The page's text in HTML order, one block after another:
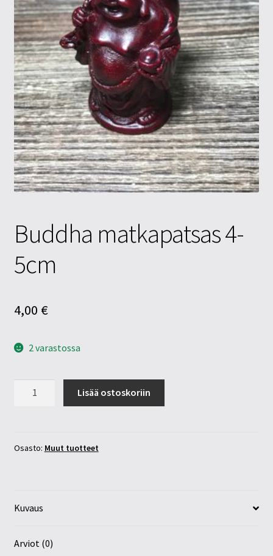
Tietosuojaseloste
Tuotteet
Yritysinfo
Buddha matkapatsas 4-
5cm
4,00 €
2 varastossa
määrä
Lisää ostoskoriin
Osasto: Muut tuotteet
Kuvaus
Arviot (0)